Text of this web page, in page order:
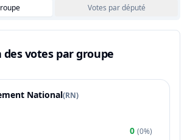
Votes par député
votes par groupe
National(RN)
0 (0%)